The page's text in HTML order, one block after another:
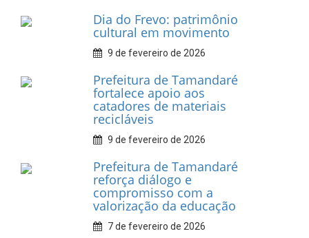
INFORMATIVOS
Prefeitura de Tamandaré
realiza entrega de placas à
Associação dos Taxistas Rota
Car Service
10 de fevereiro de 2026